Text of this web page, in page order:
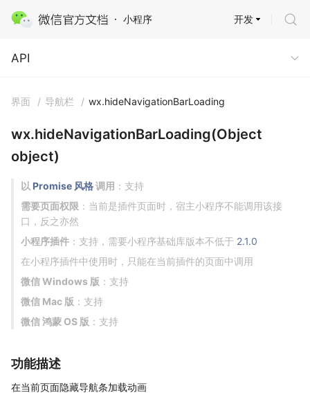
小程序
API
开发
API
界面 / 导航栏 / wx.hideNavigationBarLoading
wx.hideNavigationBarLoading(Object
object)
以 Promise 风格调用 ：支持
需要页面权限 ：当前是插件页面时，宿主小程序不能调用该接
口，反之亦然
小程序插件 ：支持，需要小程序基础库版本不低于 2.1.0
在小程序插件中使用时，只能在当前插件的页面中调用
微信 Windows 版 ：支持
微信 Mac 版 ：支持
微信 鸿蒙 OS 版 ：支持
功能描述
在当前页面隐藏导航条加载动画